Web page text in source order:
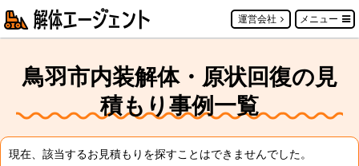
運営会社 メニュー
鳥羽市内装解体・原状回復の見
積もり事例一覧
現在、該当するお見積もりを探すことはできませんでした。